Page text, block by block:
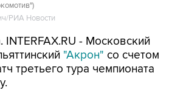
РИА Новости
INTERFAX.RU - Московский
"Акрон" со счетом
третьего тура чемпионата